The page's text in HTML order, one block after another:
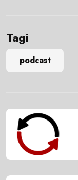
Tagi
podcast